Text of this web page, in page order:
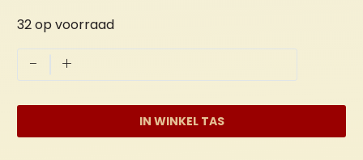
32 op voorraad
-
Groen
+
IN WINKEL TAS